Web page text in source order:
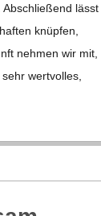
lässt
knüp­fen,
neh­men wir mit,
wert­vol­les,